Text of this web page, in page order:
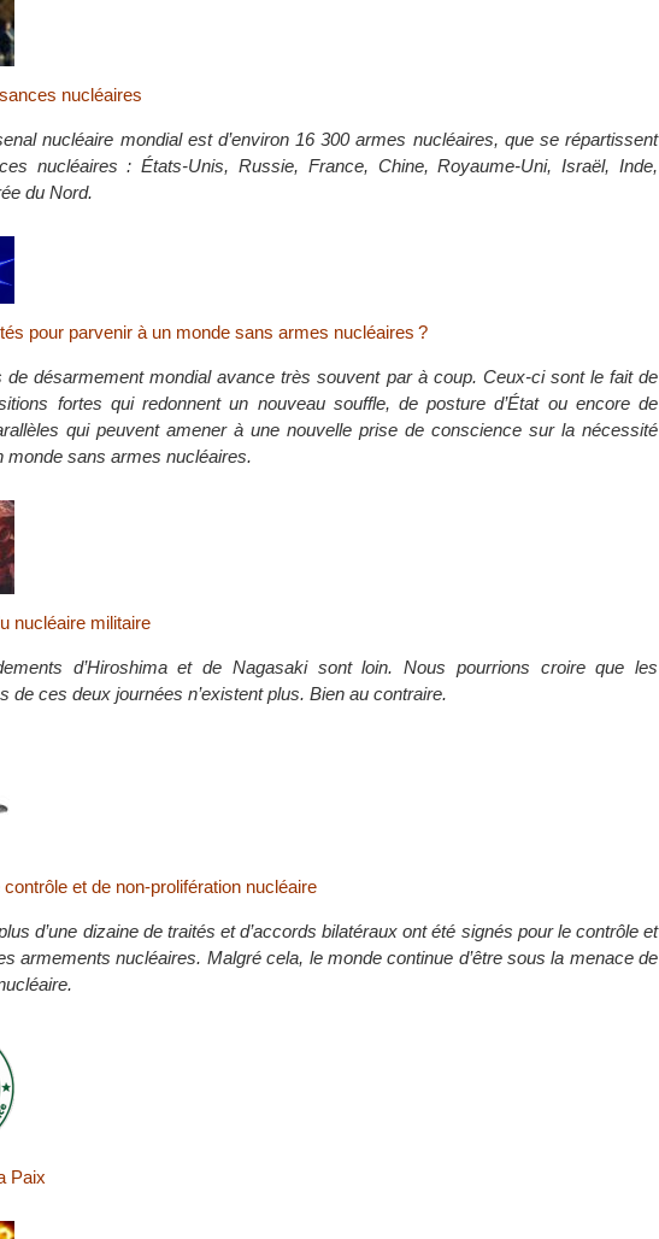
nucléaires
nucléaire mondial est d’environ 16 300 armes nucléaires, que se répartissent
nucléaires : États-Unis, Russie, France, Chine, Royaume-Uni, Israël, Inde,
du Nord.
pour parvenir à un monde sans armes nucléaires ?
de désarmement mondial avance très souvent par à coup. Ceux-ci sont le fait de
fortes qui redonnent un nouveau souffle, de posture d’État ou encore de
qui peuvent amener à une nouvelle prise de conscience sur la nécessité
monde sans armes nucléaires.
nucléaire militaire
d’Hiroshima et de Nagasaki sont loin. Nous pourrions croire que les
de ces deux journées n’existent plus. Bien au contraire.
et de non-prolifération nucléaire
d’une dizaine de traités et d’accords bilatéraux ont été signés pour le contrôle et
armements nucléaires. Malgré cela, le monde continue d’être sous la menace de
Paix